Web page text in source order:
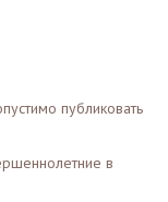
публиковать
в